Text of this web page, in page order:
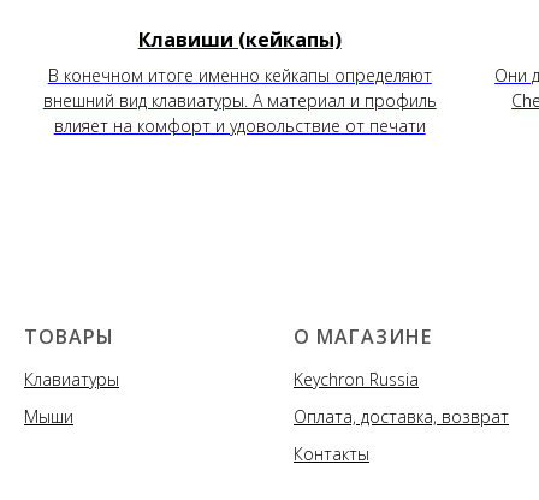
Клавиши (кейкапы)
В конечном итоге именно кейкапы определяют
внешний вид клавиатуры. А материал и профиль
влияет на комфорт и удовольствие от печати
Они
ТОВАРЫ
Клавиатуры
Мыши
О МАГАЗИНЕ
Keychron Russia
Оплата, доставка, возврат
Контакты